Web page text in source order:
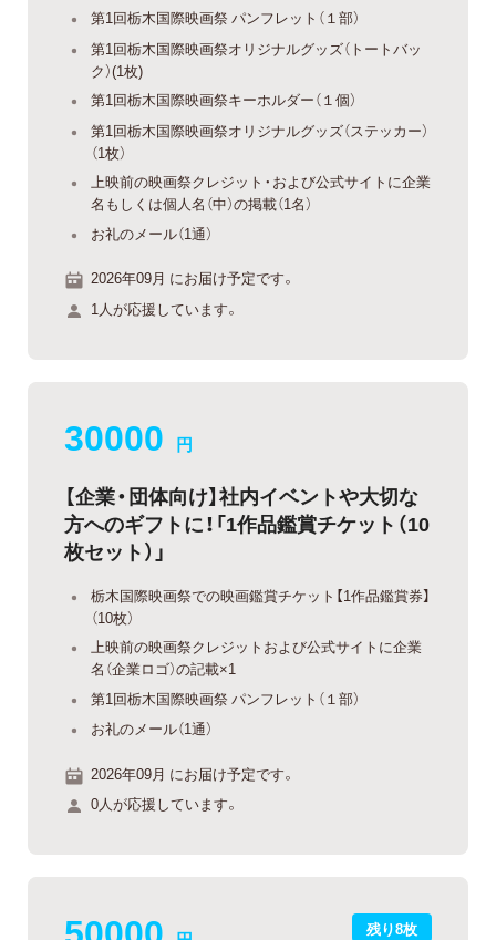
第1回栃木国際映画祭 パンフレット（１部）
第1回栃木国際映画祭オリジナルグッズ（トートバッ
ク）(1枚)
第1回栃木国際映画祭キーホルダー（１個）
第1回栃木国際映画祭オリジナルグッズ（ステッカー）
（1枚）
上映前の映画祭クレジット・および公式サイトに企業
名もしくは個人名（中）の掲載（1名）
お礼のメール（1通）
2026年09月 にお届け予定です。
1人が応援しています。
30000 円
【企業・団体向け】社内イベントや大切な
方へのギフトに！「1作品鑑賞チケット（10
枚セット）」
栃木国際映画祭での映画鑑賞チケット【1作品鑑賞券】
（10枚）
上映前の映画祭クレジットおよび公式サイトに企業
名（企業ロゴ）の記載×1
第1回栃木国際映画祭 パンフレット（１部）
お礼のメール（1通）
2026年09月 にお届け予定です。
0人が応援しています。
残り8枚